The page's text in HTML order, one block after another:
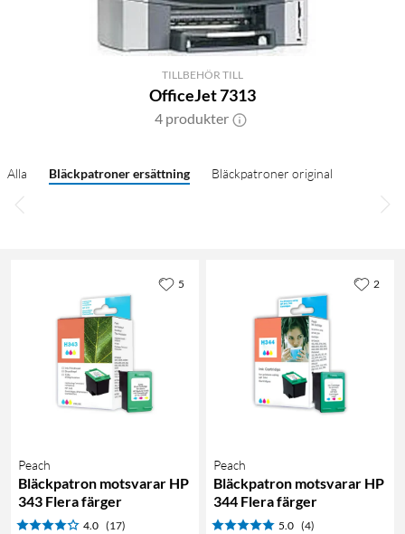
TILLBEHÖR TILL
OfficeJet 7313
4 produkter
Alla Bläckpatroner ersättning Bläckpatroner original
Peach
Bläckpatron motsvarar HP
343 Flera färger
4.0 (17)
5
Peach
Bläckpatron motsvarar HP
344 Flera färger
5.0 (4)
2